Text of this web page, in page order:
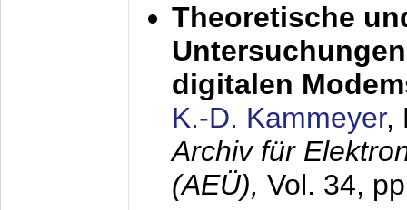
Theoretische
digitalen
K.-D. Kammeyer,
Archiv für
(AEÜ), Vol. 34,